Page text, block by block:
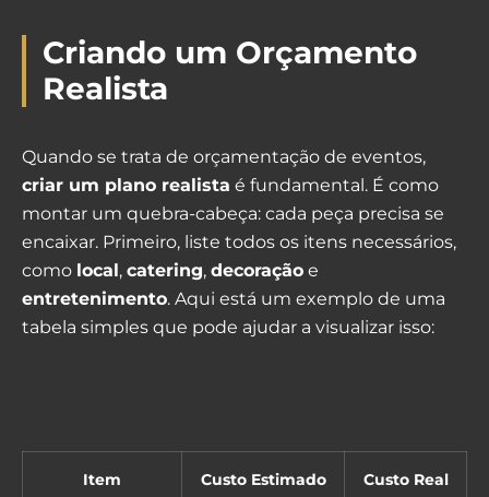
Criando um Orçamento
Realista
Quando se trata de orçamentação de eventos,
criar um plano realista é fundamental. É como
montar um quebra-cabeça: cada peça precisa se
encaixar. Primeiro, liste todos os itens necessários,
como local, catering, decoração e
entretenimento. Aqui está um exemplo de uma
tabela simples que pode ajudar a visualizar isso:
Item Custo Estimado Custo Real